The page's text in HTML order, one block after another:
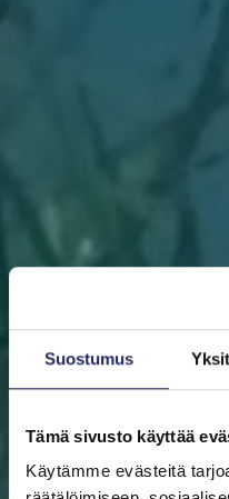
Suostumus
Tämä sivusto käyttää
Käytämme evästeitä